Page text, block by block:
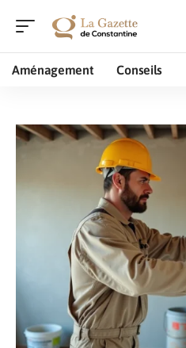
Aménagement Conseils